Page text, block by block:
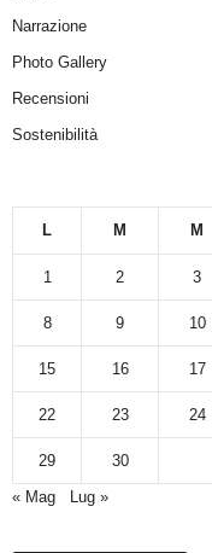
Narrazione
Photo Gallery
Recensioni
Sostenibilità
L M M
1 2 3
8 9 10
15 16 17
22 23 24
29
30
« Mag
Lug »